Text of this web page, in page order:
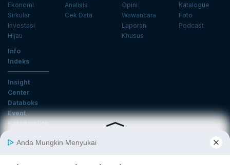
Ekonomi
Sirkular
Investasi
Hijau
Analisis
Cek Data
Opini
Wawancara
Laporan
Khusus
Katalogue
Foto
Podcast
Info
Indeks
Insight
Center
Databoks
Event
KatadataOto